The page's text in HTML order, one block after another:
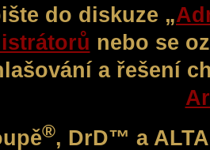
do diskuze „
nebo se
a řešení
®, DrD™ a